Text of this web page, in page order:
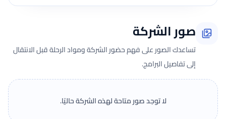
صور الشركة
تساعدك الصور على فهم حضور الشركة ومواد الرحلة قبل الانتقال
إلى تفاصيل البرامج.
لا توجد صور متاحة لهذه الشركة حاليًا.